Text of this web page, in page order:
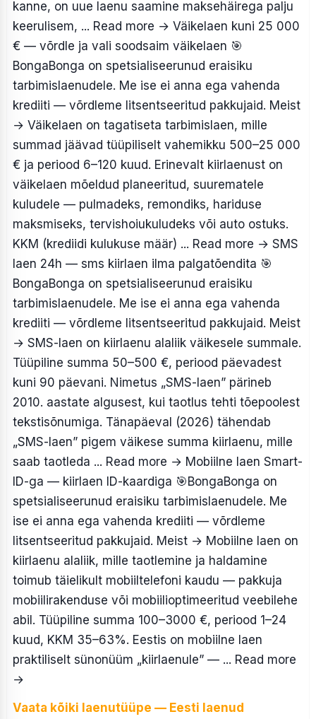
kanne, on uue laenu saamine maksehäirega palju
keerulisem, ... Read more → Väikelaen kuni 25 000
€ — võrdle ja vali soodsaim väikelaen 🎯
BongaBonga on spetsialiseerunud eraisiku
tarbimislaenudele. Me ise ei anna ega vahenda
krediiti — võrdleme litsentseeritud pakkujaid. Meist
→ Väikelaen on tagatiseta tarbimislaen, mille
summad jäävad tüüpiliselt vahemikku 500–25 000
€ ja periood 6–120 kuud. Erinevalt kiirlaenust on
väikelaen mõeldud planeeritud, suurematele
kuludele — pulmadeks, remondiks, hariduse
maksmiseks, tervishoiukuludeks või auto ostuks.
KKM (krediidi kulukuse määr) ... Read more → SMS
laen 24h — sms kiirlaen ilma palgatõendita 🎯
BongaBonga on spetsialiseerunud eraisiku
tarbimislaenudele. Me ise ei anna ega vahenda
krediiti — võrdleme litsentseeritud pakkujaid. Meist
→ SMS-laen on kiirlaenu alaliik väikesele summale.
Tüüpiline summa 50–500 €, periood päevadest
kuni 90 päevani. Nimetus „SMS-laen” pärineb
2010. aastate algusest, kui taotlus tehti tõepoolest
tekstisõnumiga. Tänapäeval (2026) tähendab
„SMS-laen” pigem väikese summa kiirlaenu, mille
saab taotleda ... Read more → Mobiilne laen Smart-
ID-ga — kiirlaen ID-kaardiga 🎯BongaBonga on
spetsialiseerunud eraisiku tarbimislaenudele. Me
ise ei anna ega vahenda krediiti — võrdleme
litsentseeritud pakkujaid. Meist → Mobiilne laen on
kiirlaenu alaliik, mille taotlemine ja haldamine
toimub täielikult mobiiltelefoni kaudu — pakkuja
mobiilirakenduse või mobiilioptimeeritud veebilehe
abil. Tüüpiline summa 100–3000 €, periood 1–24
kuud, KKM 35–63%. Eestis on mobiilne laen
praktiliselt sünonüüm „kiirlaenule” — ... Read more
→
Vaata kõiki laenutüüpe — Eesti laenud